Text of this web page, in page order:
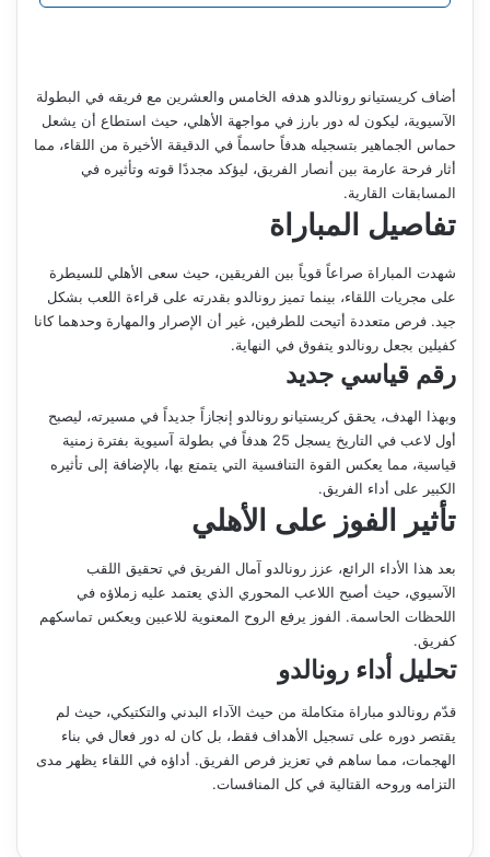
أضاف كريستيانو رونالدو هدفه الخامس والعشرين مع فريقه في البطولة
الآسيوية، ليكون له دور بارز في مواجهة الأهلي، حيث استطاع أن يشعل
حماس الجماهير بتسجيله هدفاً حاسماً في الدقيقة الأخيرة من اللقاء، مما
أثار فرحة عارمة بين أنصار الفريق، ليؤكد مجددًا قوته وتأثيره في
المسابقات القارية.
تفاصيل المباراة
شهدت المباراة صراعاً قوياً بين الفريقين، حيث سعى الأهلي للسيطرة
على مجريات اللقاء، بينما تميز رونالدو بقدرته على قراءة اللعب بشكل
جيد. فرص متعددة أتيحت للطرفين، غير أن الإصرار والمهارة وحدهما كانا
كفيلين بجعل رونالدو يتفوق في النهاية.
رقم قياسي جديد
وبهذا الهدف، يحقق كريستيانو رونالدو إنجازاً جديداً في مسيرته، ليصبح
أول لاعب في التاريخ يسجل 25 هدفاً في بطولة آسيوية بفترة زمنية
قياسية، مما يعكس القوة التنافسية التي يتمتع بها، بالإضافة إلى تأثيره
الكبير على أداء الفريق.
تأثير الفوز على الأهلي
بعد هذا الأداء الرائع، عزز رونالدو آمال الفريق في تحقيق اللقب
الآسيوي، حيث أصبح اللاعب المحوري الذي يعتمد عليه زملاؤه في
اللحظات الحاسمة. الفوز يرفع الروح المعنوية للاعبين ويعكس تماسكهم
كفريق.
تحليل أداء رونالدو
قدّم رونالدو مباراة متكاملة من حيث الآداء البدني والتكتيكي، حيث لم
يقتصر دوره على تسجيل الأهداف فقط، بل كان له دور فعال في بناء
الهجمات، مما ساهم في تعزيز فرص الفريق. أداؤه في اللقاء يظهر مدى
التزامه وروحه القتالية في كل المنافسات.